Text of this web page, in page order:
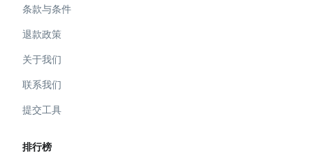
条款与条件
退款政策
关于我们
联系我们
提交工具
排行榜